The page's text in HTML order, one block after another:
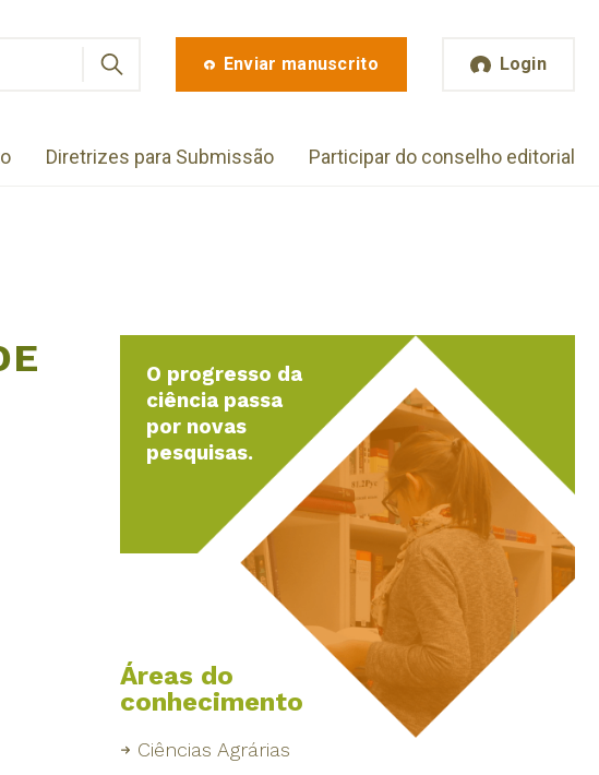
Enviar manuscrito Login
Diretrizes para Submissão Participar do conselho editorial
O progresso da
ciência passa
por novas
pesquisas.
Áreas do
conhecimento
Ciências Agrárias